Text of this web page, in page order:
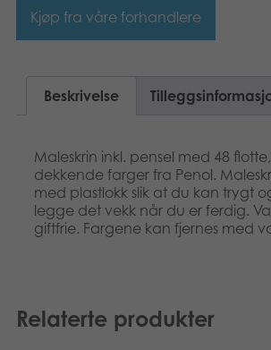
Bøker
Svenska
Kjøp fra våre forhandlere
Beskrivelse
Maleskrin inkl. pensel med 48
dekkende farger fra Penol.
med plastlokk slik at du kan trygt
legge det vekk når du er ferdig.
giftfrie. Fargene kan fjernes med
Relaterte produkter